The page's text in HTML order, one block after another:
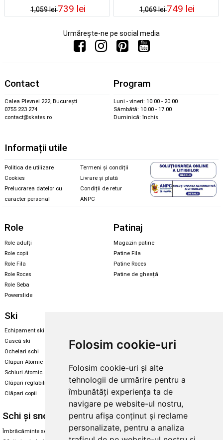
Folosim cookie-uri
Folosim cookie-uri și alte
tehnologii de urmărire pentru a
îmbunătăți experiența ta de
navigare pe website-ul nostru,
pentru afișa conținut și reclame
personalizate, pentru a analiza
Polarized
1,059 lei739 lei 1,069 lei749 lei
Urmărește-ne pe social media
Contact
Calea Plevnei 222, București
0755 223 274
contact@skates.ro
Program
Luni - vineri: 10.00 - 20.00
Sâmbătă: 10.00 - 17.00
Duminică: închis
Informații utile
Politica de utilizare
Cookies
Prelucrarea datelor cu
caracter personal
Termeni și condiții
Livrare și plată
Condiții de retur
ANPC
Role
Role adulți
Role copii
Role Fila
Role Roces
Role Seba
Powerslide
Patinaj
Magazin patine
Patine Fila
Patine Roces
Patine de gheață
Ski
Echipament ski
Cască ski
Ochelari schi
Clăpari Atomic
Schiuri Atomic
Clăpari reglabili
Clăpari copii
Echipament snowboard
Skate & longboard
Santa Cruz
Enuff Skateboards
Schi și snowboard
Îmbrăcăminte schi și snowboard
Diverse
Cum aleg rolele